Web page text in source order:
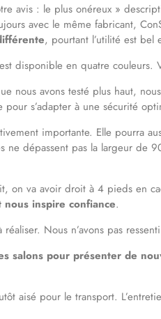
avis : le plus onéreux »
avec le même fabricant,
, pourtant l’utilité est bel
disponible en quatre couleurs.
nous avons testé plus haut,
s’adapter à une sécurité
importante. Elle pourra
ne dépassent pas la largeur de
on va avoir droit à 4 pieds en
inspire confiance.
Nous n’avons pas
salons pour présenter de
aisé pour le transport.